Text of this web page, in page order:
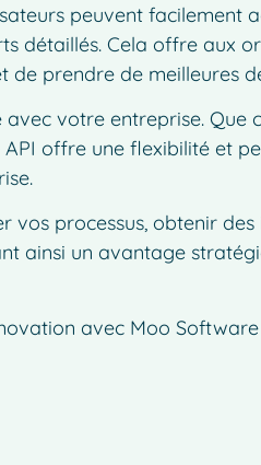
peuvent facilement
détaillés. Cela offre aux
prendre de meilleures
votre entreprise. Que
offre une flexibilité et
vos processus, obtenir
ainsi un avantage
avec Moo